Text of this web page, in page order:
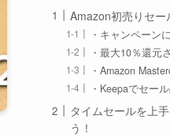
Amazon初売りセー
・キャンペーン
・最大10％還元
・Amazon
・Keepaでセー
タイムセールを上
う！